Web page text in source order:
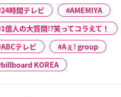
24時間テレビ
AMEMIYA
1億人の大質問!?笑ってコラえて！
ABCテレビ
Aぇ! group
billboard KOREA